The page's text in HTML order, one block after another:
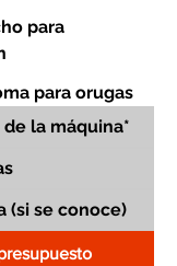
para
para orugas